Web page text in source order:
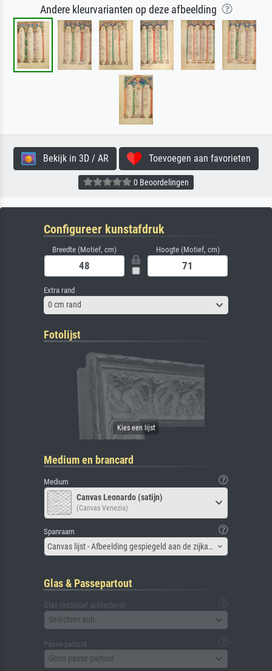
Andere kleurvarianten op deze afbeelding
Bekijk in 3D / AR Toevoegen aan favorieten
0 Beoordelingen
Configureer kunstafdruk
Breedte (Motief, cm) Hoogte (Motief, cm)
Extra rand
0 cm rand
Fotolijst
Medium en brancard
Medium
Canvas Leonardo (satijn)
(Canvas Venezia)
Spanraam
Canvas lijst - Afbeelding gespiegeld aan de zijkant
Glas & Passepartout
Glas (inclusief achterbord)
Selecteer aub
Passe-partout
Geen passe-partout